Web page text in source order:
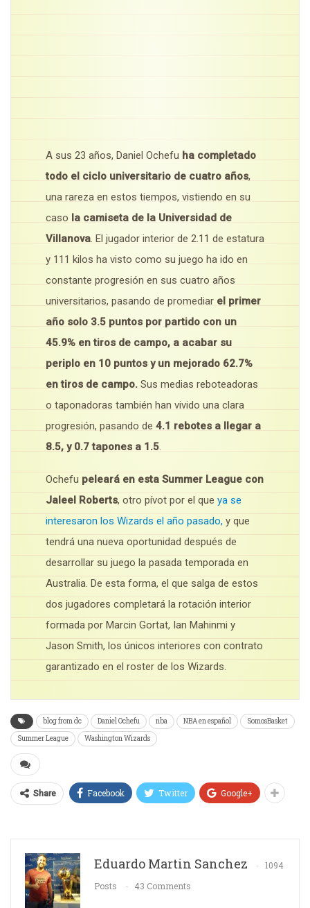
A sus 23 años, Daniel Ochefu ha completado
todo el ciclo universitario de cuatro años,
una rareza en estos tiempos, vistiendo en su
caso la camiseta de la Universidad de
Villanova. El jugador interior de 2.11 de estatura
y 111 kilos ha visto como su juego ha ido en
constante progresión en sus cuatro años
universitarios, pasando de promediar el primer
año solo 3.5 puntos por partido con un
45.9% en tiros de campo, a acabar su
periplo en 10 puntos y un mejorado 62.7%
en tiros de campo. Sus medias reboteadoras
o taponadoras también han vivido una clara
progresión, pasando de 4.1 rebotes a llegar a
8.5, y 0.7 tapones a 1.5.
Ochefu peleará en esta Summer League con
Jaleel Roberts, otro pívot por el que ya se
interesaron los Wizards el año pasado, y que
tendrá una nueva oportunidad después de
desarrollar su juego la pasada temporada en
Australia. De esta forma, el que salga de estos
dos jugadores completará la rotación interior
formada por Marcin Gortat, Ian Mahinmi y
Jason Smith, los únicos interiores con contrato
garantizado en el roster de los Wizards.
blog from dc Daniel Ochefu nba NBA en español
SomosBasket
Summer League
Washington Wizards
Share Facebook Twitter Google+
Eduardo Martin Sanchez
1094
Posts
43 Comments